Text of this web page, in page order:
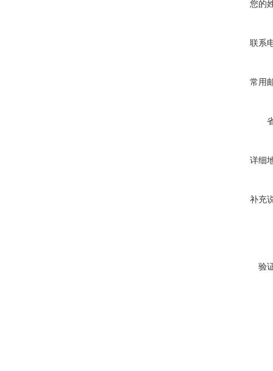
您的
联系
常用
详细
补充
验